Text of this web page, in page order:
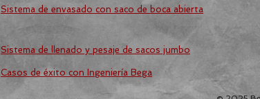
Sistema de envasado con saco de boca abierta
Sistema de llenado y pesaje de sacos jumbo
Casos de éxito con Ingeniería Bega